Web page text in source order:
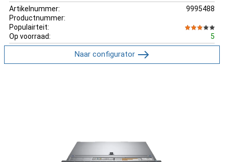
Artikelnummer:
9995488
Productnummer:
Populairteit:
Op voorraad:
5
Naar configurator